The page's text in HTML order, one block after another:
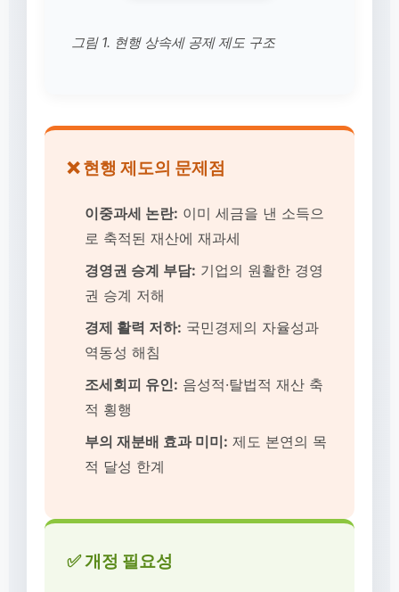
그림 1. 현행 상속세 공제 제도 구조
❌ 현행 제도의 문제점
이중과세 논란: 이미 세금을 낸 소득으
로 축적된 재산에 재과세
경영권 승계 부담: 기업의 원활한 경영
권 승계 저해
경제 활력 저하: 국민경제의 자율성과
역동성 해침
조세회피 유인: 음성적·탈법적 재산 축
적 횡행
부의 재분배 효과 미미: 제도 본연의 목
적 달성 한계
✅ 개정 필요성